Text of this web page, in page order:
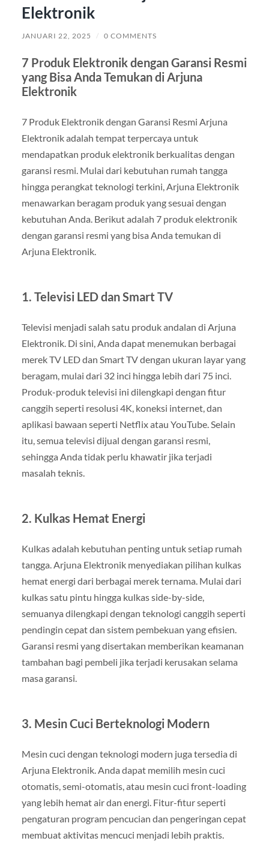
Elektronik
JANUARI 22, 2025 / 0 COMMENTS
7 Produk Elektronik dengan Garansi Resmi
yang Bisa Anda Temukan di Arjuna
Elektronik
7 Produk Elektronik dengan Garansi Resmi Arjuna
Elektronik adalah tempat terpercaya untuk
mendapatkan produk elektronik berkualitas dengan
garansi resmi. Mulai dari kebutuhan rumah tangga
hingga perangkat teknologi terkini, Arjuna Elektronik
menawarkan beragam produk yang sesuai dengan
kebutuhan Anda. Berikut adalah 7 produk elektronik
dengan garansi resmi yang bisa Anda temukan di
Arjuna Elektronik.
1. Televisi LED dan Smart TV
Televisi menjadi salah satu produk andalan di Arjuna
Elektronik. Di sini, Anda dapat menemukan berbagai
merek TV LED dan Smart TV dengan ukuran layar yang
beragam, mulai dari 32 inci hingga lebih dari 75 inci.
Produk-produk televisi ini dilengkapi dengan fitur
canggih seperti resolusi 4K, koneksi internet, dan
aplikasi bawaan seperti Netflix atau YouTube. Selain
itu, semua televisi dijual dengan garansi resmi,
sehingga Anda tidak perlu khawatir jika terjadi
masalah teknis.
2. Kulkas Hemat Energi
Kulkas adalah kebutuhan penting untuk setiap rumah
tangga. Arjuna Elektronik menyediakan pilihan kulkas
hemat energi dari berbagai merek ternama. Mulai dari
kulkas satu pintu hingga kulkas side-by-side,
semuanya dilengkapi dengan teknologi canggih seperti
pendingin cepat dan sistem pembekuan yang efisien.
Garansi resmi yang disertakan memberikan keamanan
tambahan bagi pembeli jika terjadi kerusakan selama
masa garansi.
3. Mesin Cuci Berteknologi Modern
Mesin cuci dengan teknologi modern juga tersedia di
Arjuna Elektronik. Anda dapat memilih mesin cuci
otomatis, semi-otomatis, atau mesin cuci front-loading
yang lebih hemat air dan energi. Fitur-fitur seperti
pengaturan program pencucian dan pengeringan cepat
membuat aktivitas mencuci menjadi lebih praktis.